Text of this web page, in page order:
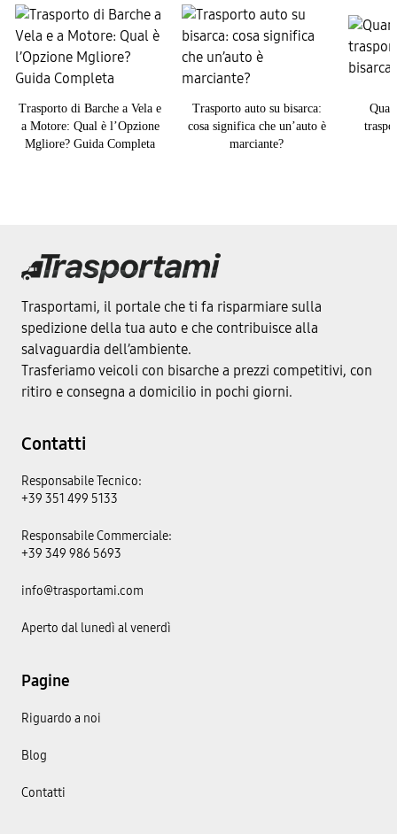
Trasporto di Barche a Vela e
a Motore: Qual è l’Opzione
Mgliore? Guida Completa
Trasporto auto su bisarca:
cosa significa che un’auto è
marciante?
Trasportami, il portale che ti fa risparmiare sulla
spedizione della tua auto e che contribuisce alla
salvaguardia dell’ambiente.
Trasferiamo veicoli con bisarche a prezzi competitivi, con
ritiro e consegna a domicilio in pochi giorni.
Contatti
Responsabile Tecnico:
+39 351 499 5133
Responsabile Commerciale:
+39 349 986 5693
info@trasportami.com
Aperto dal lunedì al venerdì
Pagine
Riguardo a noi
Blog
Contatti